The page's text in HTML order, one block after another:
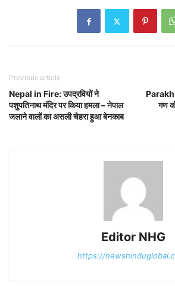
Previous article
Nepal in Fire: उपद्रवियों ने
पशुपतिनाथ मंदिर पर किया हमला – नेपाल
जलाने वालों का असली चेहरा हुआ बेनकाब
गण
Editor NHG
https://